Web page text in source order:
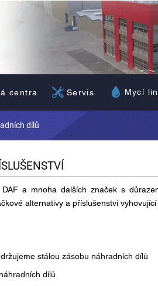
centra Servis Mycí
dílů
a mnoha dalších značek s
alternativy a příslušenství vyhovující
stálou zásobu náhradních dílů
dílů